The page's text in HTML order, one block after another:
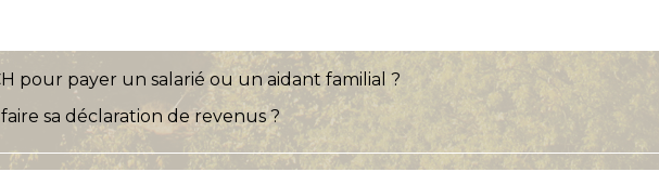
pour payer un salarié ou un aidant familial ?
sa déclaration de revenus ?